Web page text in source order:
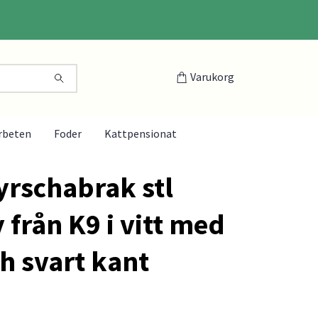
Varukorg
Foder Kattpensionat
stl
från K9 i vitt med
svart kant